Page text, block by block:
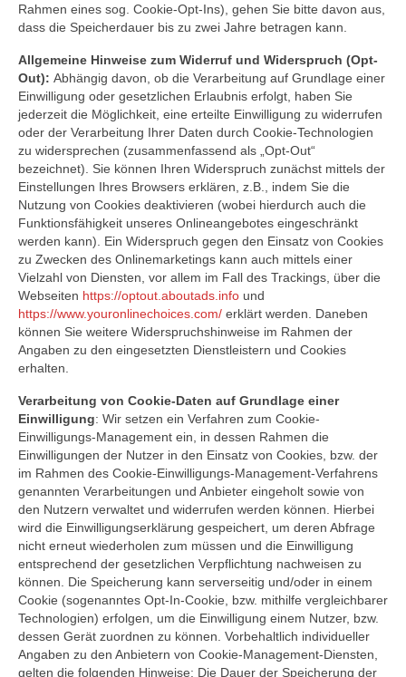
Rahmen eines sog. Cookie-Opt-Ins), gehen Sie bitte davon aus,
dass die Speicherdauer bis zu zwei Jahre betragen kann.
Allgemeine Hinweise zum Widerruf und Widerspruch (Opt-
Out): Abhängig davon, ob die Verarbeitung auf Grundlage einer
Einwilligung oder gesetzlichen Erlaubnis erfolgt, haben Sie
jederzeit die Möglichkeit, eine erteilte Einwilligung zu widerrufen
oder der Verarbeitung Ihrer Daten durch Cookie-Technologien
zu widersprechen (zusammenfassend als „Opt-Out“
bezeichnet). Sie können Ihren Widerspruch zunächst mittels der
Einstellungen Ihres Browsers erklären, z.B., indem Sie die
Nutzung von Cookies deaktivieren (wobei hierdurch auch die
Funktionsfähigkeit unseres Onlineangebotes eingeschränkt
werden kann). Ein Widerspruch gegen den Einsatz von Cookies
zu Zwecken des Onlinemarketings kann auch mittels einer
Vielzahl von Diensten, vor allem im Fall des Trackings, über die
Webseiten https://optout.aboutads.info und
https://www.youronlinechoices.com/ erklärt werden. Daneben
können Sie weitere Widerspruchshinweise im Rahmen der
Angaben zu den eingesetzten Dienstleistern und Cookies
erhalten.
Verarbeitung von Cookie-Daten auf Grundlage einer
Einwilligung: Wir setzen ein Verfahren zum Cookie-
Einwilligungs-Management ein, in dessen Rahmen die
Einwilligungen der Nutzer in den Einsatz von Cookies, bzw. der
im Rahmen des Cookie-Einwilligungs-Management-Verfahrens
genannten Verarbeitungen und Anbieter eingeholt sowie von
den Nutzern verwaltet und widerrufen werden können. Hierbei
wird die Einwilligungserklärung gespeichert, um deren Abfrage
nicht erneut wiederholen zum müssen und die Einwilligung
entsprechend der gesetzlichen Verpflichtung nachweisen zu
können. Die Speicherung kann serverseitig und/oder in einem
Cookie (sogenanntes Opt-In-Cookie, bzw. mithilfe vergleichbarer
Technologien) erfolgen, um die Einwilligung einem Nutzer, bzw.
dessen Gerät zuordnen zu können. Vorbehaltlich individueller
Angaben zu den Anbietern von Cookie-Management-Diensten,
gelten die folgenden Hinweise: Die Dauer der Speicherung der